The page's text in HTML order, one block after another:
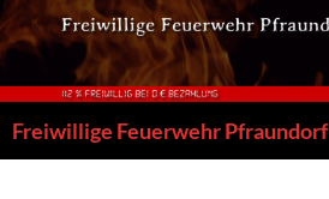
Zum
Inhalt
springen
Freiwillige Feuerwehr Pfraundorf